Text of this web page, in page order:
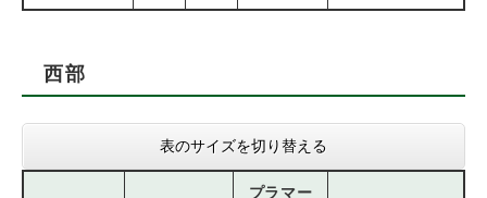
西部
表のサイズを切り替える
プラマー